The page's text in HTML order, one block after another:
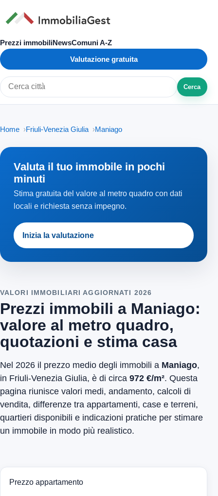
Prezzi immobiliNewsComuni A-Z
Valutazione gratuita
Cerca città o zona
Cerca
Home Friuli-Venezia Giulia Maniago
Valuta il tuo immobile in pochi
minuti
Stima gratuita del valore al metro quadro con dati
locali e richiesta senza impegno.
Inizia la valutazione
VALORI IMMOBILIARI AGGIORNATI 2026
Prezzi immobili a Maniago:
valore al metro quadro,
quotazioni e stima casa
Nel 2026 il prezzo medio degli immobili a Maniago,
in Friuli-Venezia Giulia, è di circa 972 €/m². Questa
pagina riunisce valori medi, andamento, calcoli di
vendita, differenze tra appartamenti, case e terreni,
quartieri disponibili e indicazioni pratiche per stimare
un immobile in modo più realistico.
Prezzo appartamento